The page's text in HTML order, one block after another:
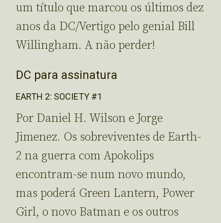
um título que marcou os últimos dez
anos da DC/Vertigo pelo genial Bill
Willingham. A não perder!
DC para assinatura
EARTH 2: SOCIETY #1
Por Daniel H. Wilson e Jorge
Jimenez. Os sobreviventes de Earth-
2 na guerra com Apokolips
encontram-se num novo mundo,
mas poderá Green Lantern, Power
Girl, o novo Batman e os outros